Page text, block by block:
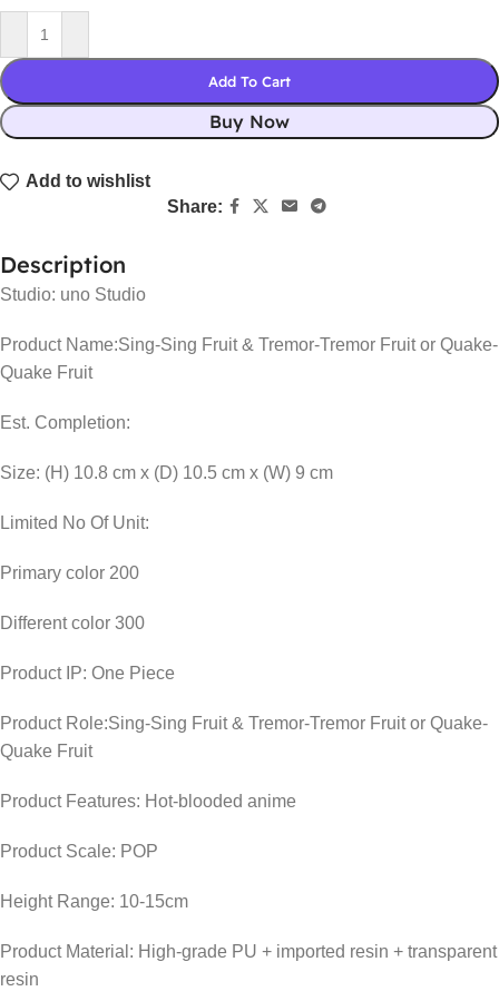
Add To Cart
Buy Now
Add to wishlist
Share:
Description
Studio: uno Studio
Product Name:Sing-Sing Fruit & Tremor-Tremor Fruit or Quake-
Quake Fruit
Est. Completion:
Size: (H) 10.8 cm x (D) 10.5 cm x (W) 9 cm
Limited No Of Unit:
Primary color 200
Different color 300
Product IP: One Piece
Product Role:Sing-Sing Fruit & Tremor-Tremor Fruit or Quake-
Quake Fruit
Product Features: Hot-blooded anime
Product Scale: POP
Height Range: 10-15cm
Product Material: High-grade PU + imported resin + transparent
resin